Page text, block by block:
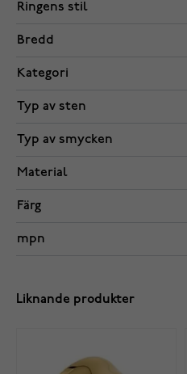
Ringens stil
Bredd
Kategori
Typ av sten
Typ av smycken
Material
Färg
mpn
Liknande produkter